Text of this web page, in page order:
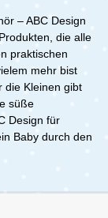
– ABC Design
die alle
praktischen
mehr bist
die Kleinen gibt
süße
Design für
Baby durch den